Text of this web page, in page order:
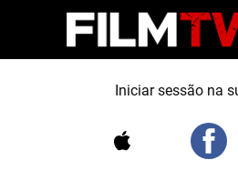
Iniciar sessão na